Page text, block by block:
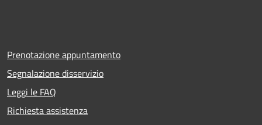
Prenotazione appuntamento
Segnalazione disservizio
Leggi le FAQ
Richiesta assistenza